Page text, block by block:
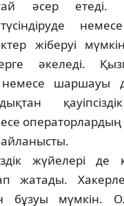
әсер етеді.
жіберуі
әкеледі.
немесе шар­шауы
опе­раторлардың
жүйелері де
жатады.
бұзуы мүмкін.